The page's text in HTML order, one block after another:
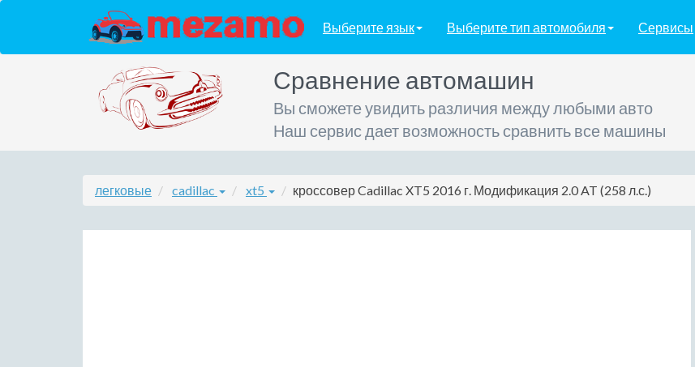
Выберите язык Выберите тип автомобиля Сервисы
Сравнение автомашин
Вы сможете увидить различия между любыми авто
Наш сервис дает возможность сравнить все машины
легковые cadillac xt5 кроссовер Cadillac XT5 2016 г. Модификация 2.0 AT (258 л.с.)